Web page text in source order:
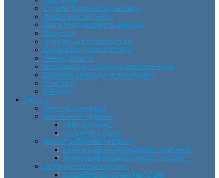
Стратегія розвитку закладу
Фінансова звітність
Звіти про діяльність закладу
Закупівлі
Інструкція з діловодства
Кадровий склад закладу
Режим роботи
Матеріально-технічне забезпечення
Правила прийому та поведінки
Контакти
Вакансії
Гуртки
Освітня програма
Вокальний профіль
СВМ “Антарес”
Студія “Вікторія”
Хореографічний профіль
Хореографічний ансамбль “Росинка”
Хореографічний ансамбль “Час пік”
Інструментальна музика
Ансамбль бандуристів “Орія”